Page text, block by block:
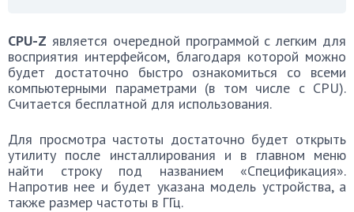
CPU-Z является очередной программой с легким для
восприятия интерфейсом, благодаря которой можно
будет достаточно быстро ознакомиться со всеми
компьютерными параметрами (в том числе с CPU).
Считается бесплатной для использования.
Для просмотра частоты достаточно будет открыть
утилиту после инсталлирования и в главном меню
найти строку под названием «Спецификация».
Напротив нее и будет указана модель устройства, а
также размер частоты в ГГц.